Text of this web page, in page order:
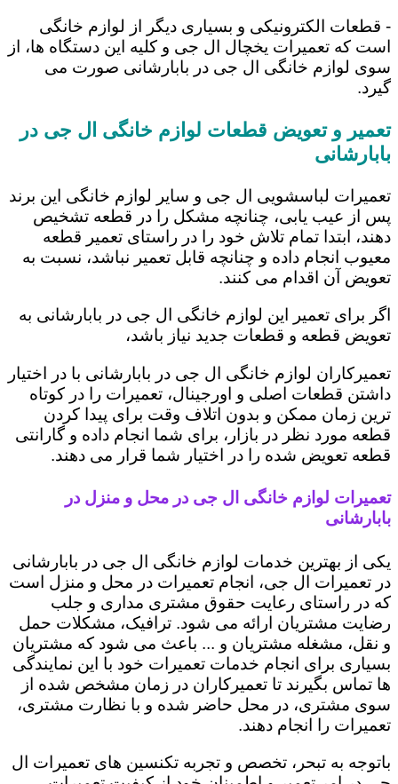
- قطعات الکترونیکی و بسیاری دیگر از لوازم خانگی
است که تعمیرات یخچال ال جی و کلیه این دستگاه ها، از
سوی لوازم خانگی ال جی در بابارشانی صورت می
گیرد.
تعمیر و تعویض قطعات لوازم خانگی ال جی در
بابارشانی
تعمیرات لباسشویی ال جی و سایر لوازم خانگی این برند
پس از عیب یابی، چنانچه مشکل را در قطعه تشخیص
دهند، ابتدا تمام تلاش خود را در راستای تعمیر قطعه
معیوب انجام داده و چنانچه قابل تعمیر نباشد، نسبت به
تعویض آن اقدام می کنند.
اگر برای تعمیر این لوازم خانگی ال جی در بابارشانی به
تعویض قطعه و قطعات جدید نیاز باشد،
تعمیرکاران لوازم خانگی ال جی در بابارشانی با در اختیار
داشتن قطعات اصلی و اورجینال، تعمیرات را در کوتاه
ترین زمان ممکن و بدون اتلاف وقت برای پیدا کردن
قطعه مورد نظر در بازار، برای شما انجام داده و گارانتی
قطعه تعویض شده را در اختیار شما قرار می دهند.
تعمیرات لوازم خانگی ال جی در محل و منزل در
بابارشانی
یکی از بهترین خدمات لوازم خانگی ال جی در بابارشانی
در تعمیرات ال جی، انجام تعمیرات در محل و منزل است
که در راستای رعایت حقوق مشتری مداری و جلب
رضایت مشتریان ارائه می شود. ترافیک، مشکلات حمل
و نقل، مشغله مشتریان و ... باعث می شود که مشتریان
بسیاری برای انجام خدمات تعمیرات خود با این نمایندگی
ها تماس بگیرند تا تعمیرکاران در زمان مشخص شده از
سوی مشتری، در محل حاضر شده و با نظارت مشتری،
تعمیرات را انجام دهند.
باتوجه به تبحر، تخصص و تجربه تکنسین های تعمیرات ال